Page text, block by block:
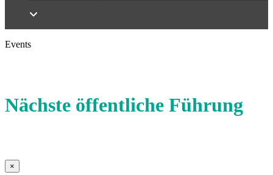
Events
Nächste öffentliche Führung
×